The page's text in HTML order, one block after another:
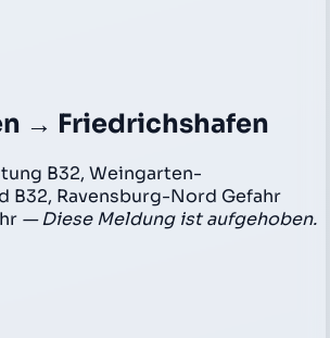
→ Friedrichshafen
B32, Weingarten-
B32, Ravensburg-Nord Gefahr
— Diese Meldung ist aufgehoben.